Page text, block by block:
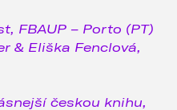
FBAUP – Porto (PT)
& Eliška Fenclová,
českou knihu,